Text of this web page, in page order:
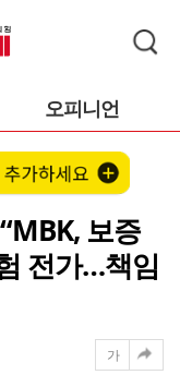
오피니언
보증
전가…책임
가